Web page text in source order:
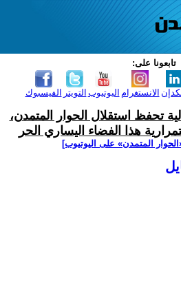
تابعونا على:
الفيسبوك التويتر اليوتيوب الانستغرام
تحفظ استقلال الحوار المتمدن،
هذا الفضاء اليساري الحر
المتمدن» على اليوتيوب]